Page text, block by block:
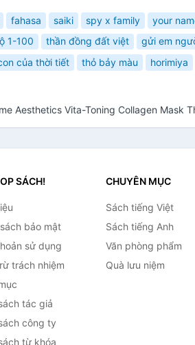
fahasa saiki spy x family your
1-100 thần đồng đất việt gửi em
của thời tiết thỏ bảy màu horimiya
Aesthetics Vita-Toning Collagen Mask
SÁCH!
bảo mật
sử dụng
trách nhiệm
tác giả
công ty
từ khóa
CHUYÊN MỤC
Sách tiếng Việt
Sách tiếng Anh
Văn phòng phẩm
Quà lưu niệm